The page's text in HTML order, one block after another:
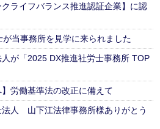
ライフバランス推進認証企業】に認
当事務所を見学に来られました
が「2025 DX推進社労士事務所 TOP
】労働基準法の改正に備えて
法人 山下江法律事務所様ありがとう